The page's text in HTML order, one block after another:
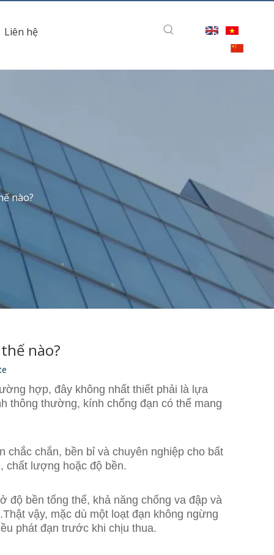
Liên hệ
nào?
nào?
hợp, đây không nhất thiết phải là lựa
thông thường, kính chống đạn có thể mang
chắc chắn, bền bỉ và chuyên nghiệp cho bất
chất lượng hoặc độ bền.
độ bền tổng thể, khả năng chống va đập và
vậy, mặc dù một loạt đạn không ngừng
phát đạn trước khi chịu thua.